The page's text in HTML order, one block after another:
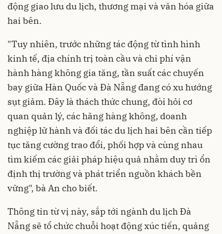
động giao lưu du lịch, thương mại và văn hóa giữa
hai bên.
"Tuy nhiên, trước những tác động từ tình hình
kinh tế, địa chính trị toàn cầu và chi phí vận
hành hàng không gia tăng, tần suất các chuyến
bay giữa Hàn Quốc và Đà Nẵng đang có xu hướng
sụt giảm. Đây là thách thức chung, đòi hỏi cơ
quan quản lý, các hãng hàng không, doanh
nghiệp lữ hành và đối tác du lịch hai bên cần tiếp
tục tăng cường trao đổi, phối hợp và cùng nhau
tìm kiếm các giải pháp hiệu quả nhằm duy trì ổn
định thị trường và phát triển nguồn khách bền
vững", bà An cho biết.
Thông tin từ vị này, sắp tới ngành du lịch Đà
Nẵng sẽ tổ chức chuỗi hoạt động xúc tiến, quảng